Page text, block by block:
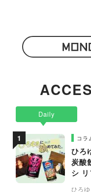
Daily
コラ
ひろ
炭酸
シ
て
ひろ